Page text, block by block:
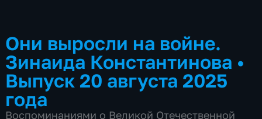
Они выросли на войне.
Зинаида Константинова •
Выпуск 20 августа 2025
года
Воспоминаниями о Великой Отечественной